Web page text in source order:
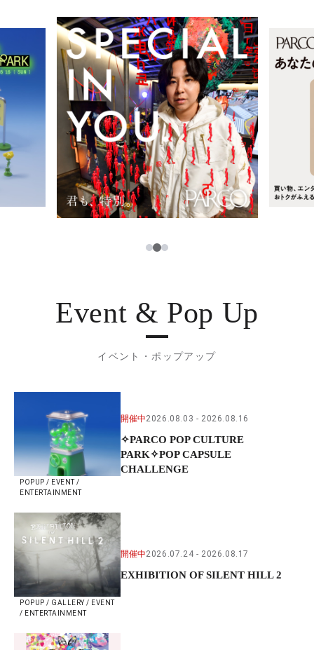
レストラン・カフェ
TAX FREE
PARCOメンバーズ
ภาษาไทย
日本語
12
Event & Pop Up
イベント・ポップアップ
POPUP / EVENT /
ENTERTAINMENT
開催中2026.08.03 2026.08.16
✧PARCO POP CULTURE
PARK✧POP CAPSULE
CHALLENGE
POPUP / GALLERY / EVENT
/ ENTERTAINMENT
開催中2026.07.24 2026.08.17
EXHIBITION OF SILENT HILL 2